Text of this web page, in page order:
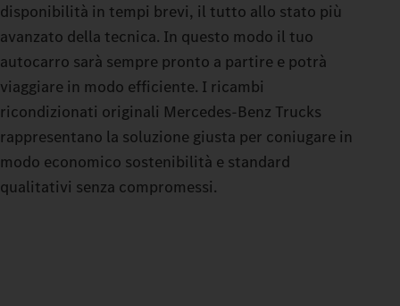
disponibilità in tempi brevi, il tutto allo stato più
avanzato della tecnica. In questo modo il tuo
autocarro sarà sempre pronto a partire e potrà
viaggiare in modo efficiente. I ricambi
ricondizionati originali Mercedes‑Benz Trucks
rappresentano la soluzione giusta per coniugare in
modo economico sostenibilità e standard
qualitativi senza compromessi.